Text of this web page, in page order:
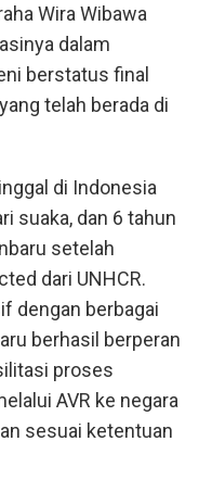
Wira Wibawa
dalam
berstatus final
telah berada di
di Indonesia
suaka, dan 6 tahun
setelah
dari UNHCR.
dengan berbagai
berhasil berperan
proses
AVR ke negara
sesuai ketentuan